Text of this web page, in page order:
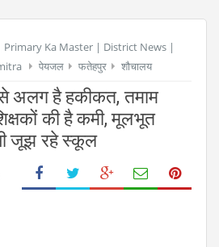
| Primary Ka Master | District News |
पेयजल फतेहपुर शौचालय
अलग है हकीकत, तमाम
की है कमी, मूलभूत
जूझ रहे स्कूल